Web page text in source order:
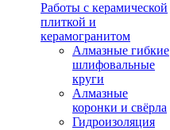
Работы с керамической
плиткой и
керамогранитом
Алмазные гибкие
шлифовальные
круги
Алмазные
коронки и свёрла
Гидроизоляция